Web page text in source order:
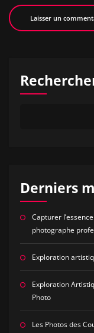
Derniers
Capturer
photographe
Exploration
Exploration
Photo
Les Photos des